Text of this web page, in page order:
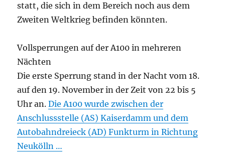
statt, die sich in dem Bereich noch aus dem
Zweiten Weltkrieg befinden könnten.
Vollsperrungen auf der A100 in mehreren
Nächten
Die erste Sperrung stand in der Nacht vom 18.
auf den 19. November in der Zeit von 22 bis 5
Uhr an.Die A100 wurde zwischen der
Anschlussstelle (AS) Kaiserdamm und dem
Autobahndreieck (AD) Funkturm in Richtung
Neukölln …